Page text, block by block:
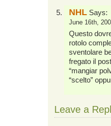
NHL Says:
June 16th,
Questo
rotolo
sventolare
fregato il
“mangiar
“scelto”
Leave a